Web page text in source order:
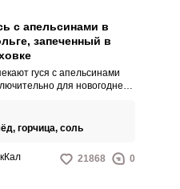
с апельсинами в
запеченный в
гуся с апельсинами
для новогоднего
Апельсин в сочетании с
гуся, и сделает его более
и сочным.
горчица, соль
21868 0
сетей: